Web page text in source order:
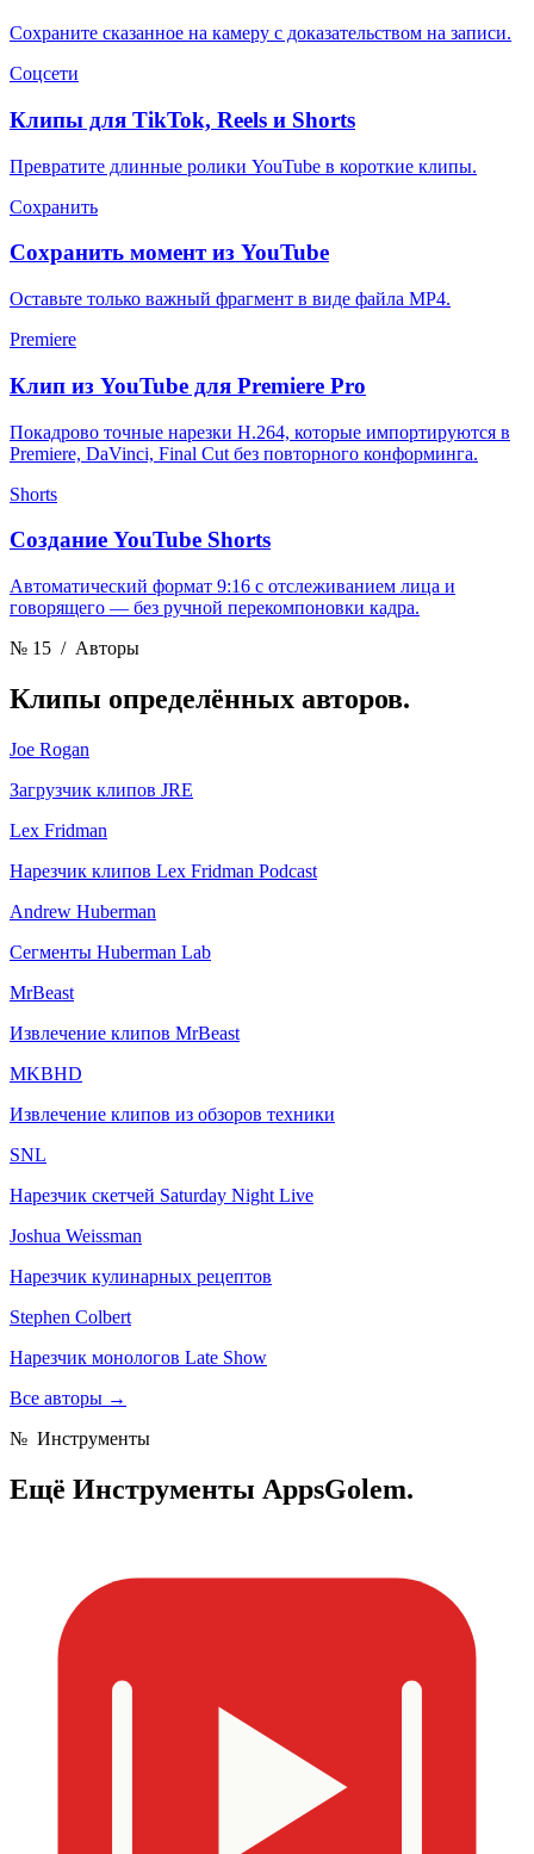
Сохраните сказанное на камеру с доказательством на записи.
Соцсети
Клипы для TikTok, Reels и Shorts
Превратите длинные ролики YouTube в короткие клипы.
Сохранить
Сохранить момент из YouTube
Оставьте только важный фрагмент в виде файла MP4.
Premiere
Клип из YouTube для Premiere Pro
Покадрово точные нарезки H.264, которые импортируются в
Premiere, DaVinci, Final Cut без повторного конформинга.
Shorts
Создание YouTube Shorts
Автоматический формат 9:16 с отслеживанием лица и
говорящего — без ручной перекомпоновки кадра.
№ 15 / Авторы
Клипы определённых авторов.
Joe Rogan
Загрузчик клипов JRE
Lex Fridman
Нарезчик клипов Lex Fridman Podcast
Andrew Huberman
Сегменты Huberman Lab
MrBeast
Извлечение клипов MrBeast
MKBHD
Извлечение клипов из обзоров техники
SNL
Нарезчик скетчей Saturday Night Live
Joshua Weissman
Нарезчик кулинарных рецептов
Stephen Colbert
Нарезчик монологов Late Show
Все авторы →
№ Инструменты
Ещё Инструменты AppsGolem.